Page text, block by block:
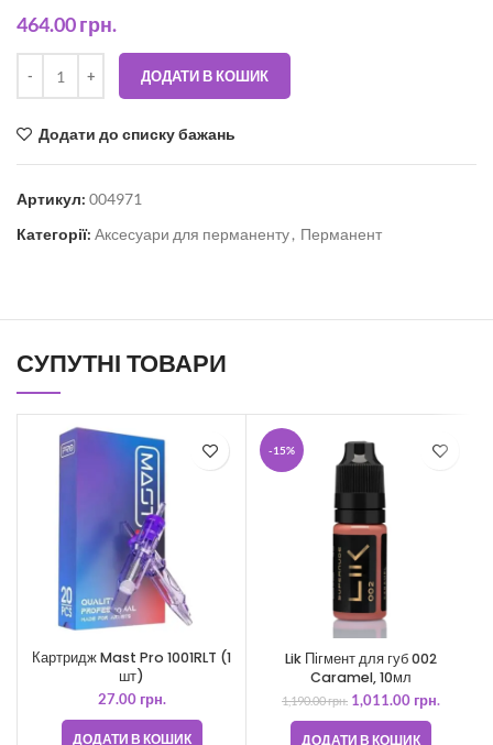
464.00грн.
ДОДАТИ В КОШИК
Додати до списку бажань
Артикул: 004971
Категорії: Аксесуари для перманенту, Перманент
СУПУТНІ ТОВАРИ
Картридж Mast Pro 1001RLT (1
шт)
27.00 грн.
ДОДАТИ В КОШИК
-15%
Lik Пігмент для губ 002
Caramel, 10мл
1,190.00грн. 1,011.00 грн.
ДОДАТИ В КОШИК